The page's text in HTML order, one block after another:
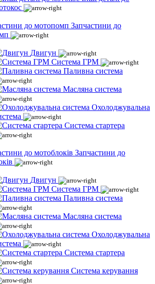
Запчастини до
Двигун
Система ГРМ
Паливна система
Масляна система
Охолоджувальна
Система стартера
Запчастини до
Двигун
Система ГРМ
Паливна система
Масляна система
Охолоджувальна
Система стартера
Система керування